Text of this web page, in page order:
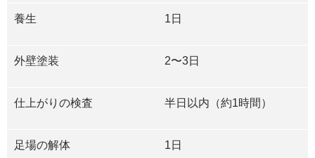
養生 1 日
外壁塗装 2〜3日
仕上がりの検査 半日以内（約1時間）
足場の解体 1 日